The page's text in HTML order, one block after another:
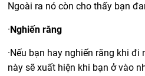
Ngoài ra nó còn cho thấy bạn
·Nghiến răng
·Nếu bạn hay nghiến răng khi đi
này sẽ xuất hiện khi bạn ở vào